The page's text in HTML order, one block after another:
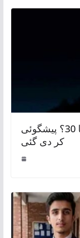
اس رمضان 29 روزے ہونگے یا 30؟ پیشگوئی
کر دی گئی